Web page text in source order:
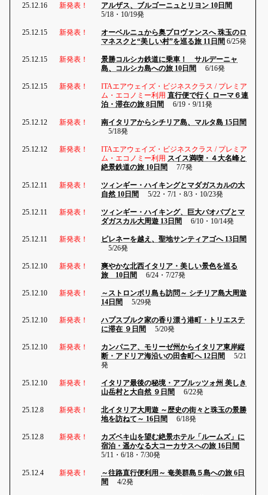
25.12.16 新発表！
アルザス、ブルゴーニュとリヨン 10日間
5/18・10/19発
25.12.15 新発表！
オーベルニュから奥プロヴァンスへ 珠玉のロ
マネスクと“美しい村”を巡る旅 11日間 6/25発
25.12.15 新発表！
景勝コルシカ鉄道に乗車！ サルデーニャ
島、コルシカ島への旅 10日間
6/16発
25.12.15 新発表！
ITAエアウェイズ・ビジネスクラス / プレミア
ム・エコノミー利用 直行便で行く ローマ６連
泊・滞在の旅 8日間
6/19・9/11発
25.12.12 新発表！
南イタリアからシチリア島、マルタ島 15日間
5/18発
25.12.12 新発表！
ITAエアウェイズ・ビジネスクラス / プレミア
ム・エコノミー利用 スイス満喫・４大名峰と
絶景鉄道の旅 10日間
7/7発
25.12.11 新発表！
ツィンギー・ハイキングとマダガスカルの大
自然 10日間
5/22・7/1・8/3・10/23発
25.12.11 新発表！
ツィンギー・ハイキング、巨大バオバブとマ
ダガスカル大周遊 13日間
6/10・10/14発
25.12.11 新発表！
ピレネーを越え、聖地サンティアゴへ 13日間
5/26発
25.12.10 新発表！
爽やかな北西イタリア・美しい景色を巡る
旅 10日間
6/24・7/27発
25.12.10 新発表！
～ストロンボリ島も訪問～ シチリア島大周遊
14日間
5/29発
25.12.10 新発表！
ハプスブルク家の香り漂う港町・トリエステ
に滞在 ９日間
5/20発
25.12.10 新発表！
カンパニア、モリーゼ州からイタリア東岸縦
断・アドリア海沿いの田舎町へ 12日間
5/21
発
25.12.10 新発表！
イタリア最後の秘境・アブルッツォ州 美しき
山岳村と大自然 ９日間
6/22発
25.12.8 新発表！
北イタリア大周遊 ～歴史の街々と珠玉の景勝
地を訪ねて～ 16日間
6/18発
25.12.8 新発表！
カズベキ山を望む絶景ホテル「ルームズ」に
宿泊・遥かなる大コーカサスへの旅 16日間
5/11・6/18・7/30発
25.12.4 新発表！
～往路直行便利用～ 奄美群島５島への旅 6日
間
4/2発